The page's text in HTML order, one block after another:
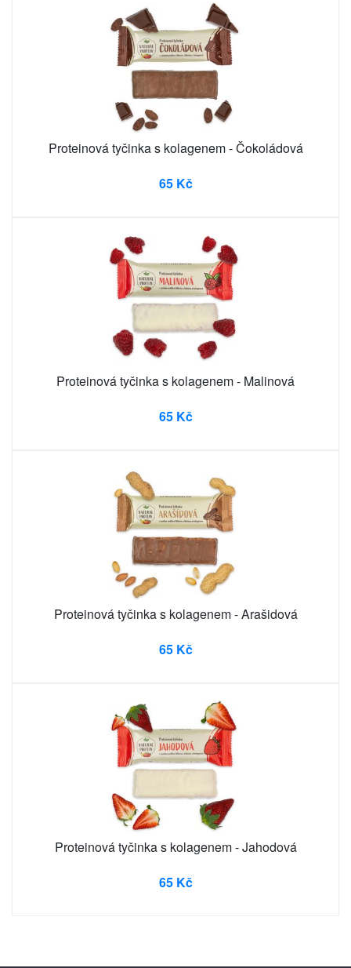
Proteinová tyčinka s kolagenem - Čokoládová
65 Kč
Proteinová tyčinka s kolagenem - Malinová
65 Kč
Proteinová tyčinka s kolagenem - Arašidová
65 Kč
Proteinová tyčinka s kolagenem - Jahodová
65 Kč